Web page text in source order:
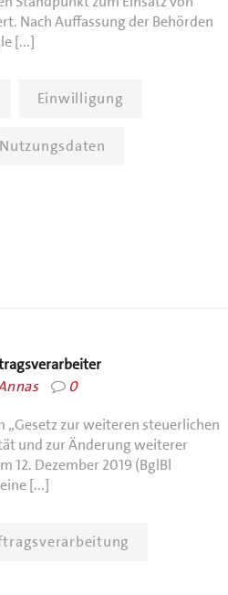
Nach Auffassung der Behörden
[...]
Einwilligung
Nutzungsdaten
0
„Gesetz zur weiteren steuerlichen
und zur Änderung weiterer
12. Dezember 2019 (BglBl
[...]